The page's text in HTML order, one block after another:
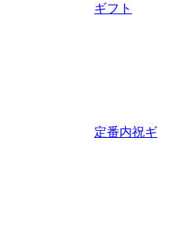
ギフト
定番内祝ギ